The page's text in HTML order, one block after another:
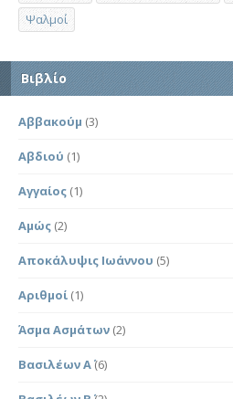
Ψαλμοί
Βιβλίο
Αββακούμ (3)
Αβδιού (1)
Αγγαίος (1)
Αμώς (2)
Αποκάλυψις Ιωάννου (5)
Αριθμοί (1)
Άσμα Ασμάτων (2)
Βασιλέων Α΄(6)